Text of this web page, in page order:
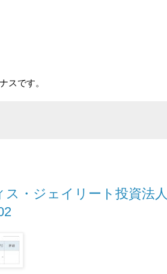
スです。
ス・ジェイリート投資法人